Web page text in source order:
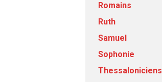
Romains
Ruth
Samuel
Sophonie
Thessaloniciens